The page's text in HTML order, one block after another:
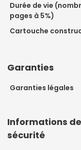
Durée de vie
pages à 5%)
Cartouche
Garanties
Garanties légales
Informations de
sécurité